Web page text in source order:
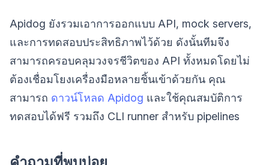
Apidog ยังรวมเอาการออกแบบ API, mock servers,
และการทดสอบประสิทธิภาพไว้ด้วย ดังนั้นทีมจึง
สามารถครอบคลุมวงจรชีวิตของ API ทั้งหมดโดยไม่
ต้องเชื่อมโยงเครื่องมือหลายชิ้นเข้าด้วยกัน คุณ
สามารถ ดาวน์โหลด Apidog และใช้คุณสมบัติการ
ทดสอบได้ฟรี รวมถึง CLI runner สำหรับ pipelines